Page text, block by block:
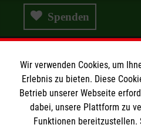
Spenden
Wir Malteser
Wir Malteser
Wir verwenden Cookies, um
Erlebnis zu bieten. Diese
Betrieb unserer Webseite
dabei, unsere Plattform zu
Funktionen bereitzustellen.